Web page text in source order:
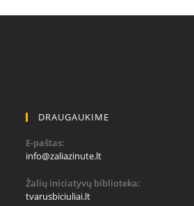
DRAUGAUKIME
E-paštas:
info@zaliazinute.lt
Žalių iniciatyvų biblioteka:
tvarusbiciuliai.lt